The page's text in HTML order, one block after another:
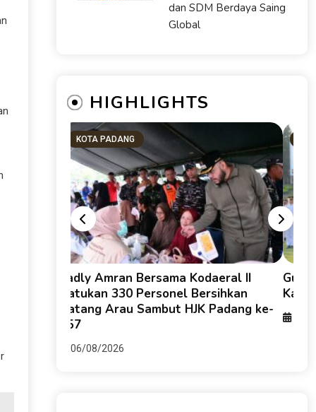
dan SDM Berdaya Saing
Global
HIGHLIGHTS
KOTA PADANG
Fadly Amran Bersama Kodaeral II
Satukan 330 Personel Bersihkan
Batang Arau Sambut HJK Padang ke-
357
06/08/2026